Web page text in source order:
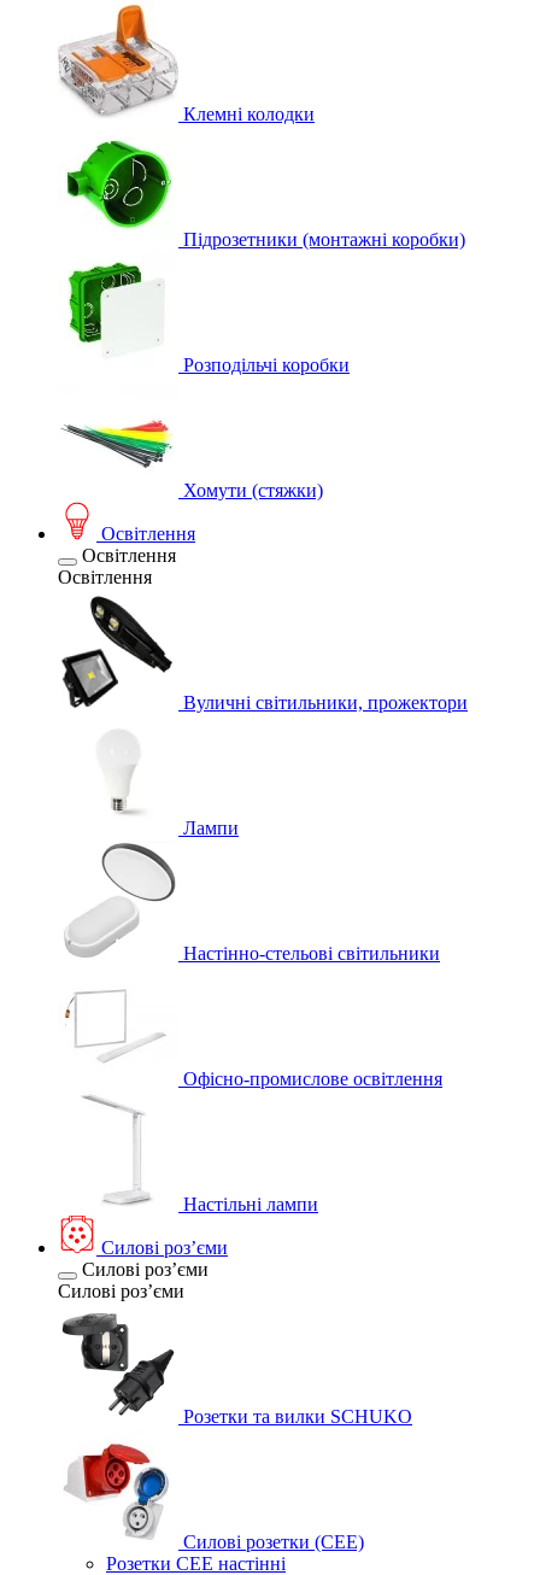
Клемні колодки
Підрозетники (монтажні коробки)
Розподільчі коробки
Хомути (стяжки)
Освітлення
Освітлення
Освітлення
Вуличні світильники, прожектори
Лампи
Настінно-стельові світильники
Офісно-промислове освітлення
Настільні лампи
Силові розʼєми
Силові розʼєми
Силові розʼєми
Розетки та вилки SCHUKO
Силові розетки (CEE)
Розетки CEE настінні